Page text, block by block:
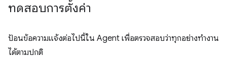
ทดสอบการตั้งค่า
ป้อนข้อความแจ้งต่อไปนี้ใน Agent เพื่อตรวจสอบว่าทุกอย่างทำงาน
ได้ตามปกติ